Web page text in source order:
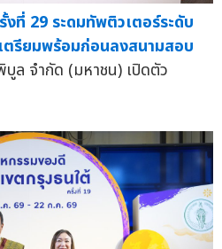
ที่ 29 ระดมทัพติวเตอร์ระดับ
ตรียมพร้อมก่อนลงสนามสอบ
จำกัด (มหาชน) เปิดตัว